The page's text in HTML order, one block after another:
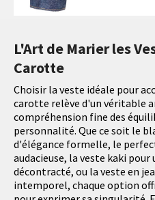
L'Art de Marier les
Carotte
Choisir la veste idéale pour
carotte relève d'un véritable
compréhension fine des
personnalité. Que ce soit le
d'élégance formelle, le
audacieuse, la veste kaki
décontracté, ou la veste en
intemporel, chaque option